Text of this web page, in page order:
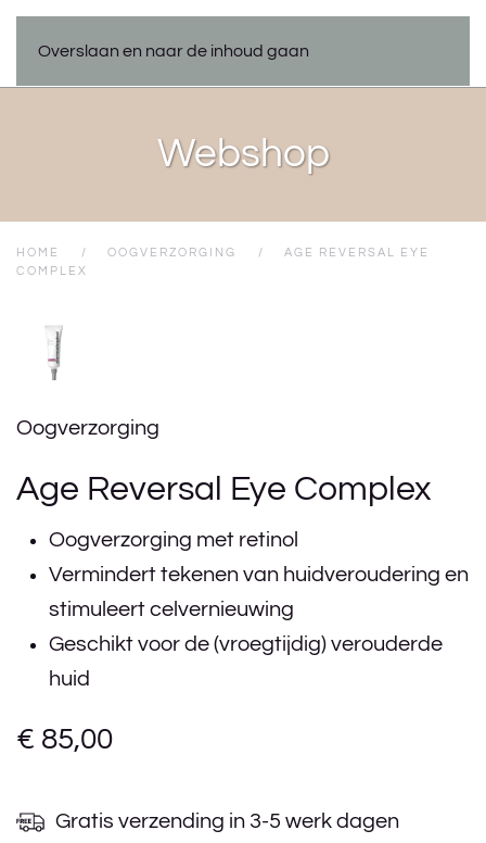
Overslaan en naar de inhoud gaan
Webshop
HOME OOGVERZORGING
AGE REVERSAL EYE
COMPLEX
Oogverzorging
Age Reversal Eye Complex
Oogverzorging met retinol
Vermindert tekenen van huidveroudering en
stimuleert celvernieuwing
Geschikt voor de (vroegtijdig) verouderde
huid
€ 85,00
Gratis verzending in 3-5 werk dagen